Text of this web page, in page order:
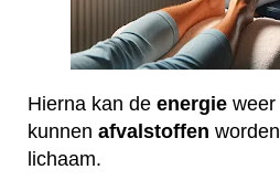
Hierna kan de energie weer
kunnen afvalstoffen worden
lichaam.